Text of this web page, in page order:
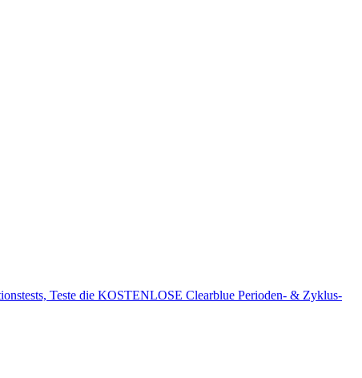
Teste die KOSTENLOSE Clearblue Perioden- & Zyklus-